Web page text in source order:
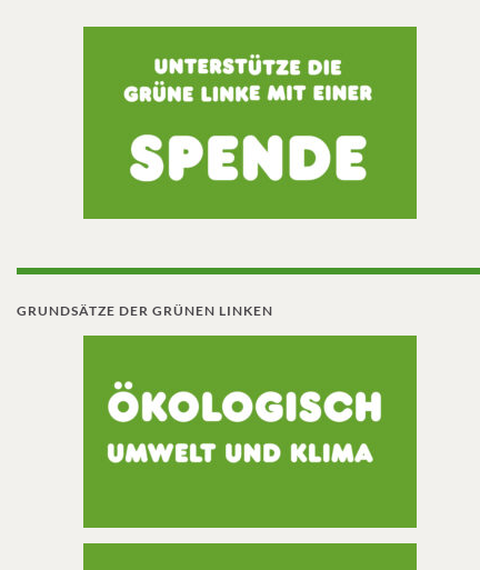
GRUNDSÄTZE DER GRÜNEN LINKEN